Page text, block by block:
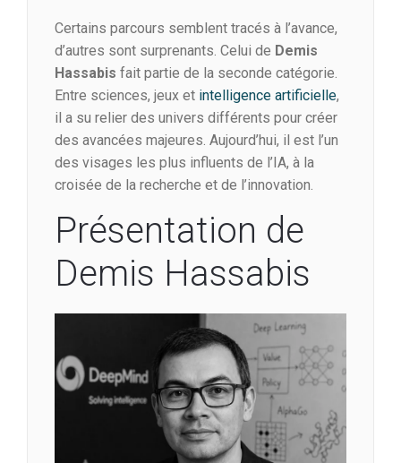
Certains parcours semblent tracés à l’avance,
d’autres sont surprenants. Celui de Demis
Hassabis fait partie de la seconde catégorie.
Entre sciences, jeux et intelligence artificielle,
il a su relier des univers différents pour créer
des avancées majeures. Aujourd’hui, il est l’un
des visages les plus influents de l’IA, à la
croisée de la recherche et de l’innovation.
Présentation de
Demis Hassabis